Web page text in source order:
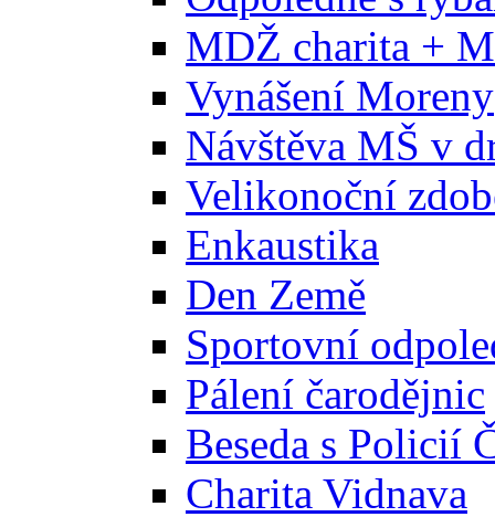
MDŽ charita +
Vynášení Moreny
Návštěva MŠ v
Velikonoční
Enkaustika
Den Země
Sportovní
Pálení čarodějnic
Beseda s Policií
Charita Vidnava